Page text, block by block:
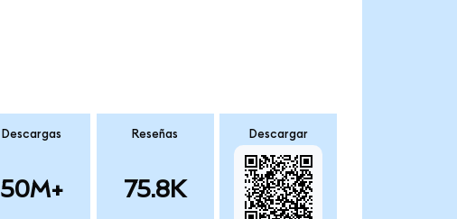
Descargas
50M+
Reseñas
75.8K
Descargar